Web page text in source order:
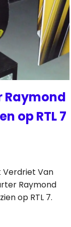
Raymond
op RTL 7
Verdriet Van
Raymond
op RTL 7.